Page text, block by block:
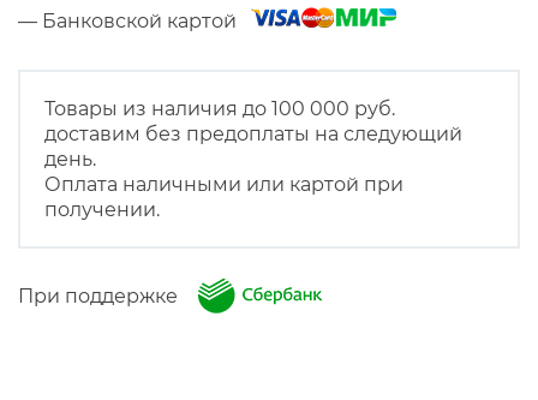
— Банковской картой
Товары из наличия до 100 000 руб.
доставим без предоплаты на следующий
день.
Оплата наличными или картой при
получении.
При поддержке